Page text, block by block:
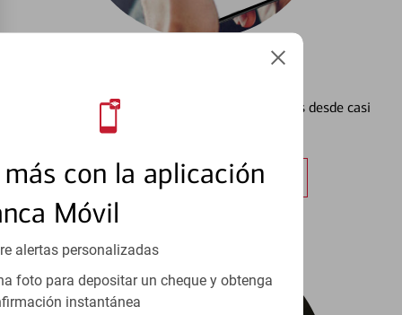
con la aplicación
Móvil
alertas personalizadas
foto para depositar un cheque y obtenga
instantánea
Vea cómo mantener el control de sus finanzas desde casi
Obtener más información